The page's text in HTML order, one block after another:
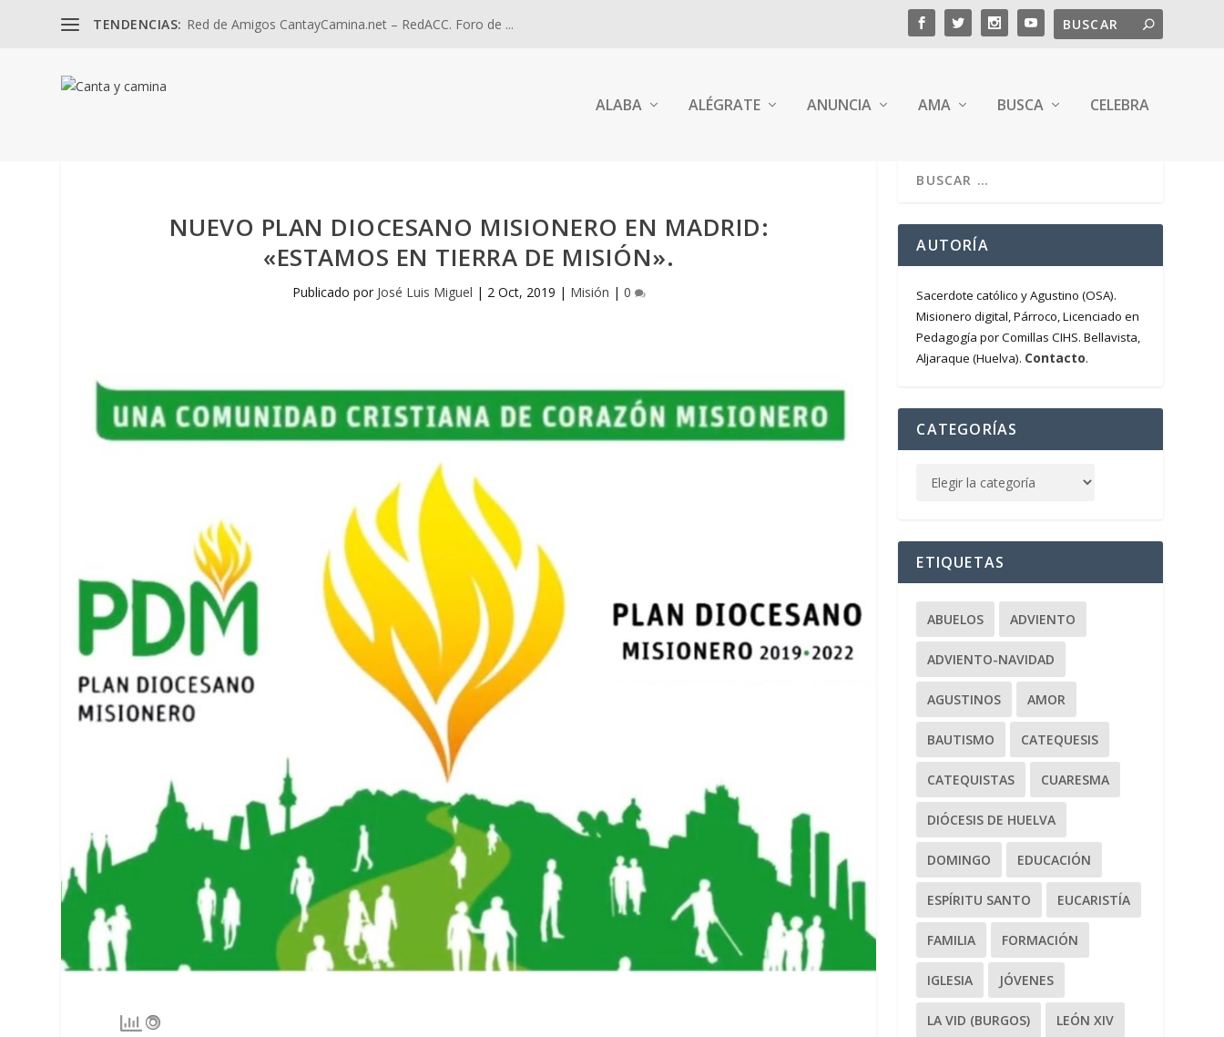
TENDENCIAS: Red de Amigos CantayCamina.net – RedACC. Foro de ...
ALABA ALÉGRATE ANUNCIA AMA BUSCA CELEBRA
NUEVO PLAN DIOCESANO MISIONERO EN MADRID:
«ESTAMOS EN TIERRA DE MISIÓN».
Publicado por José Luis Miguel | 2 Oct, 2019 | Misión | 0
AUTORÍA
Sacerdote católico y Agustino (OSA).
Misionero digital, Párroco, Licenciado en
Pedagogía por Comillas CIHS. Bellavista,
Aljaraque (Huelva). Contacto.
CATEGORÍAS
ETIQUETAS
ABUELOS ADVIENTO
ADVIENTO-NAVIDAD
AGUSTINOS AMOR
BAUTISMO CATEQUESIS
CATEQUISTAS CUARESMA
DIÓCESIS DE HUELVA
DOMINGO EDUCACIÓN
ESPÍRITU SANTO EUCARISTÍA
FAMILIA FORMACIÓN
IGLESIA JÓVENES
LA VID (BURGOS) LEÓN XIV